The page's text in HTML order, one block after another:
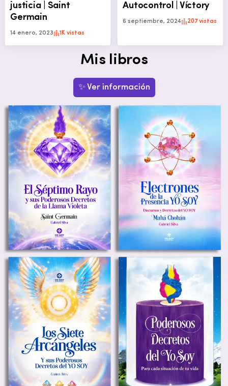
justicia | Saint
Germain
14 enero, 2023 1K vistas
Autocontrol | Víctory
6 septiembre, 2024 207 vistas
Mis libros
✨ Ver información